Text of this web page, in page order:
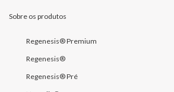
Sobre os produtos
Regenesis® Premium
Regenesis®
Regenesis® Pré